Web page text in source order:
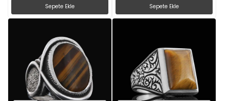
Sepete Ekle Sepete Ekle